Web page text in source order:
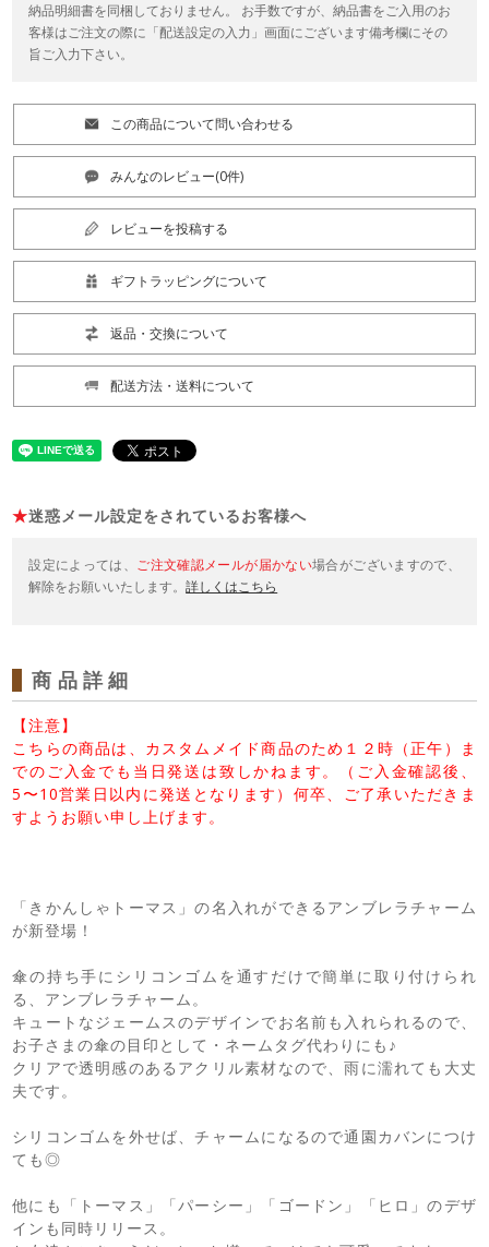
納品明細書を同梱しておりません。 お手数ですが、納品書をご入用のお
客様はご注文の際に「配送設定の入力」画面にございます備考欄にその
旨ご入力下さい。
この商品について問い合わせる
みんなのレビュー(0件)
レビューを投稿する
ギフトラッピングについて
返品・交換について
配送方法・送料について
★迷惑メール設定をされているお客様へ
設定によっては、 ご注文確認メールが届かない場合がございますので、
解除をお願いいたします。詳しくはこちら
商品詳細
【注意】
こちらの商品は、カスタムメイド商品のため１２時（正午）ま
でのご入金でも当日発送は致しかねます。（ご入金確認後、
5〜10営業日以内に発送となります）何卒、ご了承いただきま
すようお願い申し上げます。
「きかんしゃトーマス」の名入れができるアンブレラチャーム
が新登場！
傘の持ち手にシリコンゴムを通すだけで簡単に取り付けられ
る、アンブレラチャーム。
キュートなジェームスのデザインでお名前も入れられるので、
お子さまの傘の目印として・ネームタグ代わりにも♪
クリアで透明感のあるアクリル素材なので、雨に濡れても大丈
夫です。
シリコンゴムを外せば、チャームになるので通園カバンにつけ
ても◎
他にも「トーマス」「パーシー」「ゴードン」「ヒロ」のデザ
インも同時リリース。